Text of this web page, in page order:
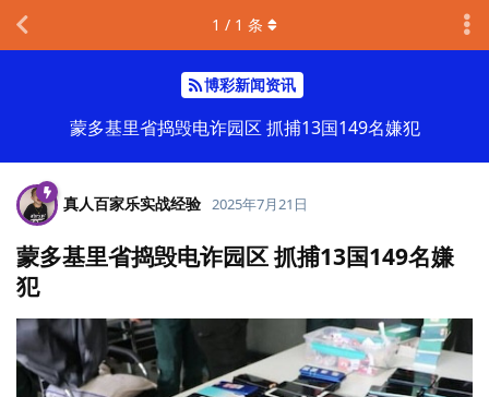
博彩新闻资讯
蒙多基里省捣毁电诈园区 抓捕13国149名嫌犯
1 / 1 条
真人百家乐实战经验 2025年7月21日
蒙多基里省捣毁电诈园区 抓捕13国149名嫌
犯